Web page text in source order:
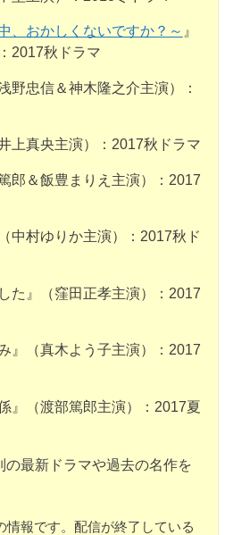
、おかしくないですか？～ 』
2017秋ドラマ
野忠信＆神木隆之介主演）：
上真央主演）：2017秋ドラマ
郎＆飯豊まりえ主演）：2017
中村ゆりか主演）：2017秋ド
た』（窪田正孝主演）：2017
』（真木よう子主演）：2017
』（渡部篤郎主演）：2017夏
の最新ドラマや過去の名作を
報です。配信が終了している